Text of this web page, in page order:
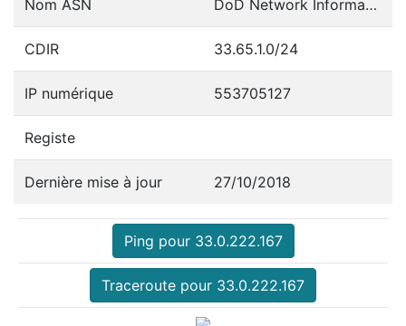
Nom ASN DoD Network Information Center
CDIR 33.65.1.0/24
IP numérique 553705127
Registe
Dernière mise à jour 27/10/2018
Ping pour 33.0.222.167
Traceroute pour 33.0.222.167